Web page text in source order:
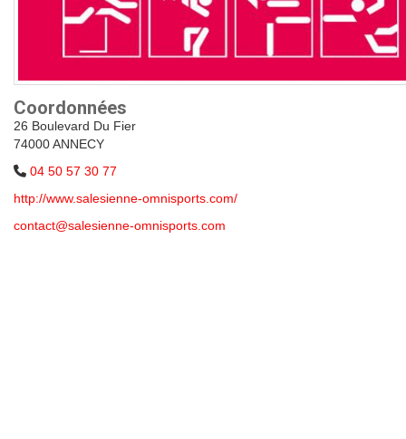
Coordonnées
26 Boulevard Du Fier
74000 ANNECY
04 50 57 30 77
http://www.salesienne-omnisports.com/
contact@salesienne-omnisports.com